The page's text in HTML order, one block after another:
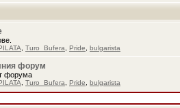
Turo_Bufera Pride bulgarista
форум
форума
Turo_Bufera Pride bulgarista